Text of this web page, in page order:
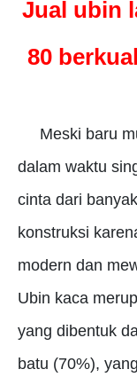
Jual ubin
80
Meski baru
dalam waktu
cinta dari
konstruksi
modern dan
Ubin kaca
yang dibentuk
batu (70%),